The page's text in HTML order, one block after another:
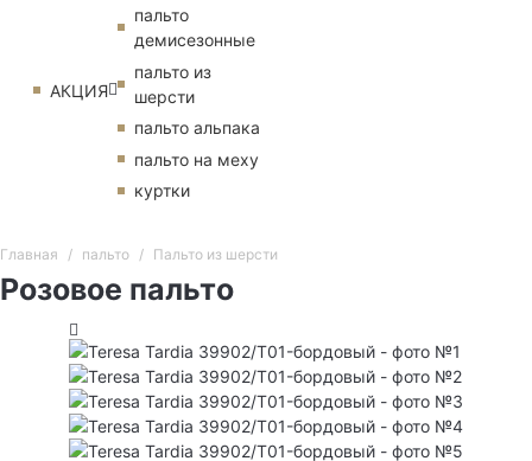
АКЦИЯ
пальто
демисезонные
пальто из
шерсти
пальто альпака
пальто на меху
куртки
Главная пальто Пальто из шерсти
Розовое пальто